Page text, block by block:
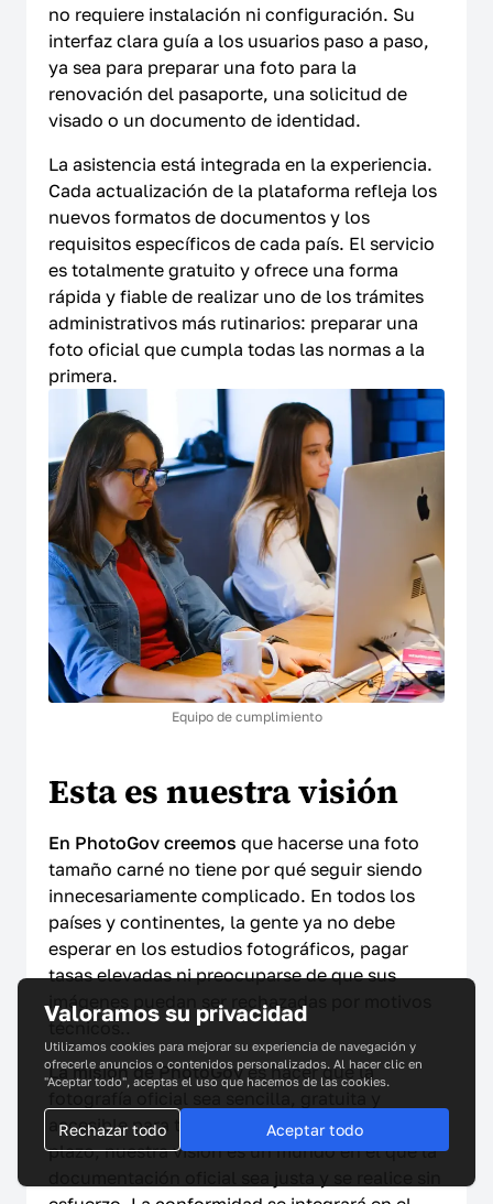
no requiere instalación ni configuración. Su
interfaz clara guía a los usuarios paso a paso,
ya sea para preparar una foto para la
renovación del pasaporte, una solicitud de
visado o un documento de identidad.
La asistencia está integrada en la experiencia.
Cada actualización de la plataforma refleja los
nuevos formatos de documentos y los
requisitos específicos de cada país. El servicio
es totalmente gratuito y ofrece una forma
rápida y fiable de realizar uno de los trámites
administrativos más rutinarios: preparar una
foto oficial que cumpla todas las normas a la
primera.
Equipo de cumplimiento
Esta es nuestra visión
En PhotoGov creemos que hacerse una foto
tamaño carné no tiene por qué seguir siendo
innecesariamente complicado. En todos los
países y continentes, la gente ya no debe
esperar en los estudios fotográficos, pagar
tasas elevadas ni preocuparse de que sus
imágenes puedan ser rechazadas por motivos
técnicos..
La misión de PhotoGoves hacer que la
accesible para todos, en todas partes. A largo
plazo, nuestra visión es un mundo en el que la
Valoramos su privacidad
Utilizamos cookies para mejorar su experiencia de navegación y
ofrecerle anuncios o contenidos personalizados. Al hacer clic en
"Aceptar todo", aceptas el uso que hacemos de las cookies.
Rechazar todo Aceptar todo